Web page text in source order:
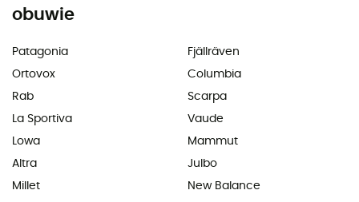
obuwie
Patagonia
Ortovox
Rab
La Sportiva
Lowa
Altra
Millet
Fjällräven
Columbia
Scarpa
Vaude
Mammut
Julbo
New Balance